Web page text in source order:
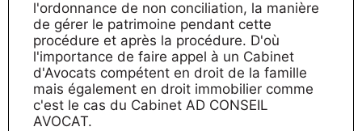
l'ordonnance de non conciliation, la manière
de gérer le patrimoine pendant cette
procédure et après la procédure. D'où
l'importance de faire appel à un Cabinet
d'Avocats compétent en droit de la famille
mais également en droit immobilier comme
c'est le cas du Cabinet AD CONSEIL
AVOCAT.